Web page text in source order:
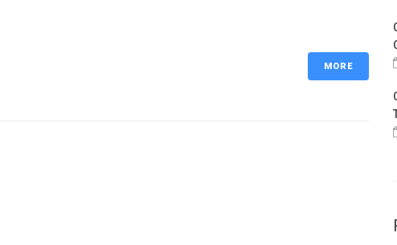
MORE